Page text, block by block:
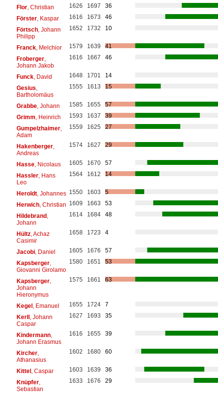
Flor, Christian 1626 1697
36
Förster, Kaspar 1616 1673
46
Förtsch, Johann
Philipp
1652 1732 10
Franck, Melchior 1579 1639
41
Froberger,
Johann Jakob
1616 1667 46
Funck, David 1648 1701
14
Gesius
Bartholomäus
1555 1613 15
Grabbe, Johann 1585 1655
57
Grimm , Heinrich 1593 1637
39
Gumpelzhaimer,
Adam
1559 1625 27
Hakenberger,
Andreas
1574 1627 29
Hasse, Nicolaus 1605 1670
57
Hassler, Hans
Leo
1564 1612 14
Heroldt, Johannes 1550 1603
5
Herwich, Christian 1609 1663
53
Hildebrand,
Johann
1614 1684 48
Hültz, Achaz
Casimir
1658 1723 4
Jacobi, Daniel 1605 1676
57
Kapsberger,
Giovanni Girolamo
1580 1651 53
Kapsberger,
Johann
Hieronymus
1575 1661 63
Kegel, Emanuel 1655 1724
7
Kerll, Johann
Caspar
1627 1693 35
Kindermann,
Johann Erasmus
1616 1655 39
Kircher,
Athanasius
1602 1680 60
Kittel, Caspar 1603 1639
36
Knüpfer,
Sebastian
1633 1676 29